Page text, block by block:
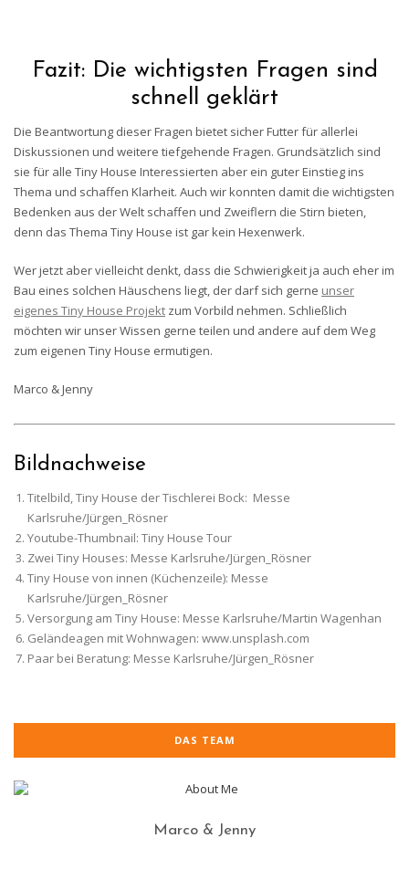
Fazit: Die wichtigsten Fragen sind
schnell geklärt
Die Beantwortung dieser Fragen bietet sicher Futter für allerlei
Diskussionen und weitere tiefgehende Fragen. Grundsätzlich sind
sie für alle Tiny House Interessierten aber ein guter Einstieg ins
Thema und schaffen Klarheit. Auch wir konnten damit die wichtigsten
Bedenken aus der Welt schaffen und Zweiflern die Stirn bieten,
denn das Thema Tiny House ist gar kein Hexenwerk.
Wer jetzt aber vielleicht denkt, dass die Schwierigkeit ja auch eher im
Bau eines solchen Häuschens liegt, der darf sich gerne unser
eigenes Tiny House Projekt zum Vorbild nehmen. Schließlich
möchten wir unser Wissen gerne teilen und andere auf dem Weg
zum eigenen Tiny House ermutigen.
Marco & Jenny
Bildnachweise
Titelbild, Tiny House der Tischlerei Bock: Messe
Karlsruhe/Jürgen_Rösner
Youtube-Thumbnail: Tiny House Tour
Zwei Tiny Houses: Messe Karlsruhe/Jürgen_Rösner
Tiny House von innen (Küchenzeile): Messe
Karlsruhe/Jürgen_Rösner
Versorgung am Tiny House: Messe Karlsruhe/Martin Wagenhan
Geländeagen mit Wohnwagen: www.unsplash.com
Paar bei Beratung: Messe Karlsruhe/Jürgen_Rösner
DAS TEAM
Marco & Jenny